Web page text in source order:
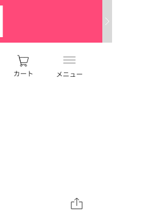
メニュー
カート